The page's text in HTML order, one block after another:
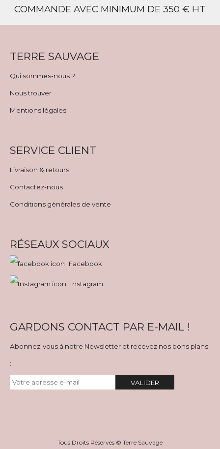
COMMANDE AVEC MINIMUM DE 350 € HT
TERRE SAUVAGE
Qui sommes-nous ?
Nous trouver
Mentions légales
SERVICE CLIENT
Livraison & retours
Contactez-nous
Conditions générales de vente
RÉSEAUX SOCIAUX
Facebook
Instagram
GARDONS CONTACT PAR E-MAIL !
Abonnez-vous à notre Newsletter et recevez nos bons plans
:
VALIDER
Tous Droits Réservés © Terre Sauvage